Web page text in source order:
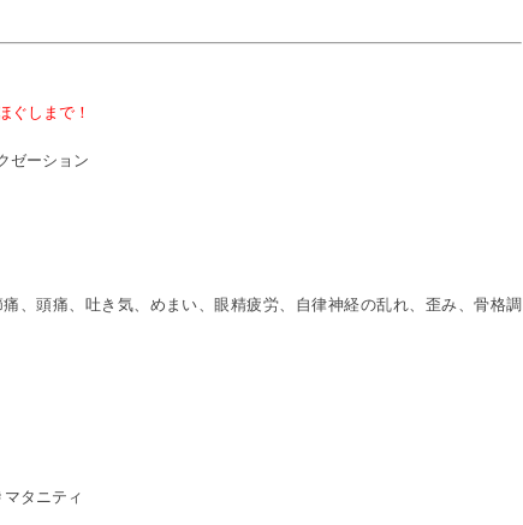
ぐしまで！
ゼーション
、頭痛、吐き気、めまい、眼精疲労、自律神経の乱れ、歪み、骨格調
タニティ